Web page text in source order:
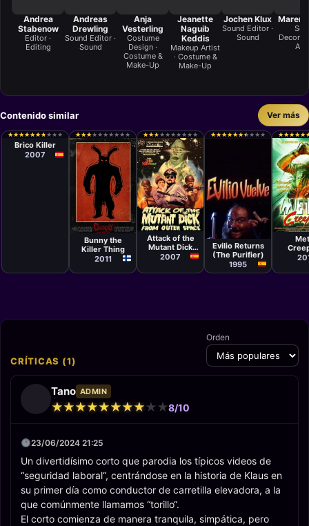
Andrea
Stabenow
Editor ·
Editing
Andreas
Drewling
Sound Editor ·
Sound
Anja
Vesterling
Costume
Design ·
Costume &
Make-Up
Jeanette
Naguib
Keddis
Makeup Artist
· Costume &
Make-Up
Jochen Klux
Sound Editor ·
Sound
Maren
Set
Art
Contenido similar Ver más
★
★★
★★
★★
★★
★★
★★
★ ★
★ ★
★ ★
★
Adrián
Cardona
Brico Killer
2007
★
★★
★★
★★
★ ★
★ ★
★ ★
★ ★
★ ★
★ ★
★
Cortometraje
Joonas
Makkonen
Bunny the
Killer Thing
2011
★
★★
★★
★ ★
★ ★
★ ★
★ ★
★ ★
★ ★
★ ★
★
Cortometraje
Daniel
Moreno
Attack of the
Mutant Dick
from Outer
2007
★
★★
★★
★★
★★
★★
★★
★ ★
★ ★
★ ★
★
Cortometraje
Santiago
Segura
Evilio Returns
(The Purifier)
1995
★
★★
★★
★★
★★
★
J.
CRÍTICAS (1)
Orden
Tano ADMIN
★
★★
★★
★★
★★
★★
★★
★★
★★
★★
★8/10
23/06/2024 21:25
Un divertidísimo corto que parodia los típicos videos de
“seguridad laboral“, centrándose en la historia de Klaus en
su primer día como conductor de carretilla elevadora, a la
que comúnmente llamamos “torillo“.
El corto comienza de manera tranquila, simpática, pero